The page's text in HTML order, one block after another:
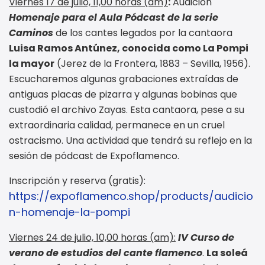
Homenaje para el Aula Pódcast de la serie
Caminosde los cantes legados por la cantaora
Luisa Ramos Antúnez, conocida como La Pompi
la mayor (Jerez de la Frontera, 1883 – Sevilla, 1956).
Escucharemos algunas grabaciones extraídas de
antiguas placas de pizarra y algunas bobinas que
custodió el archivo Zayas. Esta cantaora, pese a su
extraordinaria calidad, permanece en un cruel
ostracismo. Una actividad que tendrá su reflejo en la
sesión de pódcast de Expoflamenco.
Inscripción y reserva (gratis):
https://expoflamenco.shop/products/audicio
n-homenaje-la-pompi
Viernes 24 de julio, 10,00 horas (am): IV Curso de
verano de estudios del cante flamenco. La soleá